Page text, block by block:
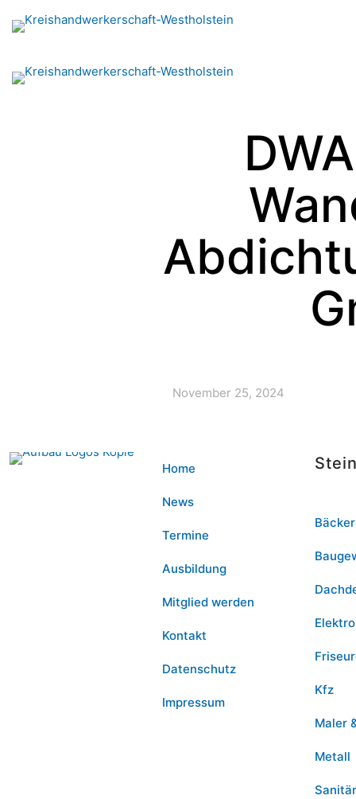
November 25, 2024
Home
News
Termine
Ausbildung
Mitglied werden
Kontakt
Datenschutz
Impressum
Bäcker
Elektro
Kfz
Maler
Metall